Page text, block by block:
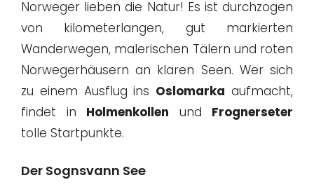
Norweger lieben die Natur! Es ist durchzogen
von kilometerlangen, gut markierten
Wanderwegen, malerischen Tälern und roten
Norwegerhäusern an klaren Seen. Wer sich
zu einem Ausflug ins Oslomarka aufmacht,
findet in Holmenkollen und Frognerseter
tolle Startpunkte.
Der Sognsvann See